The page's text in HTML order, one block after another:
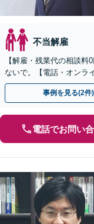
不当解雇
【解雇・残業代の相談
ないで。【電話・オンラ
事例を見る(2件)
電話でお問い